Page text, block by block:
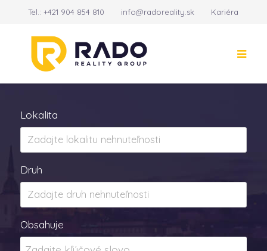
Tel.:+421 904 854 810 info@radoreality.sk Kariéra
Lokalita
Druh
Obsahuje